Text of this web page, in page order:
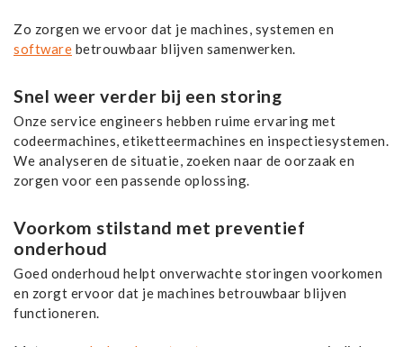
Zo zorgen we ervoor dat je machines, systemen en
software betrouwbaar blijven samenwerken.
Snel weer verder bij een storing
Onze service engineers hebben ruime ervaring met
codeermachines, etiketteermachines en inspectiesystemen.
We analyseren de situatie, zoeken naar de oorzaak en
zorgen voor een passende oplossing.
Voorkom stilstand met preventief
onderhoud
Goed onderhoud helpt onverwachte storingen voorkomen
en zorgt ervoor dat je machines betrouwbaar blijven
functioneren.